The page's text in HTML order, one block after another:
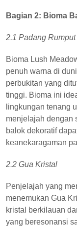
Bagian 2: Bioma
2.1 Padang
Bioma Lush
penuh warna di
perbukitan yang
tinggi. Bioma ini
lingkungan tenang
menjelajah dengan
balok dekoratif
keanekaragaman
2.2 Gua Kristal
Penjelajah yang
menemukan Gua
kristal berkilauan
yang beresonansi